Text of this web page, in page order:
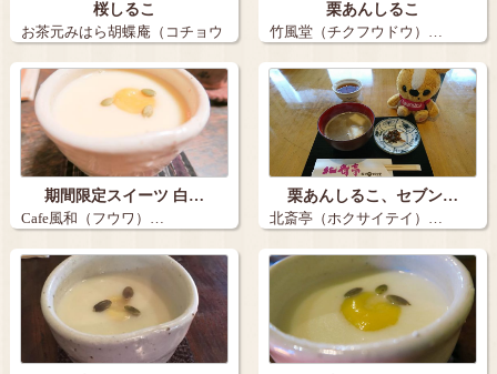
桜しるこ
お茶元みはら胡蝶庵（コチョウ
アン）…
栗あんしるこ
竹風堂（チクフウドウ）…
期間限定スイーツ 白…
Cafe風和（フウワ）…
栗あんしるこ、セブン…
北斎亭（ホクサイテイ）…